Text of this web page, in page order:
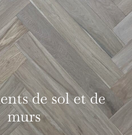
de sol et de
murs